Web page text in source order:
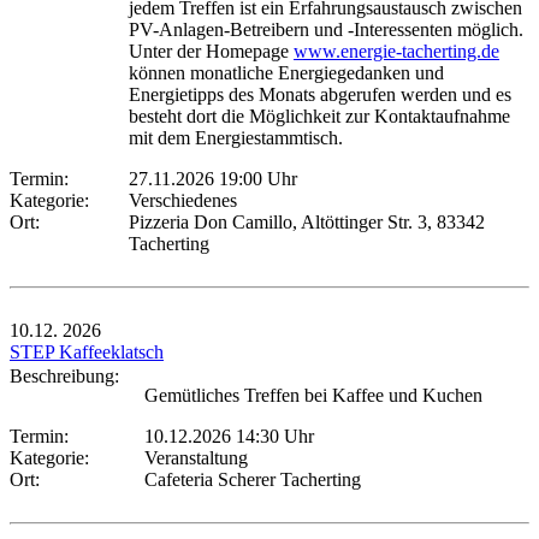
jedem Treffen ist ein Erfahrungsaustausch zwischen
PV-Anlagen-Betreibern und -Interessenten möglich.
Unter der Homepage www.energie-tacherting.de
können monatliche Energiegedanken und
Energietipps des Monats abgerufen werden und es
besteht dort die Möglichkeit zur Kontaktaufnahme
mit dem Energiestammtisch.
Termin:
27.11.2026 19:00 Uhr
Kategorie:
Verschiedenes
Ort:
Pizzeria Don Camillo, Altöttinger Str. 3, 83342
Tacherting
10.12. 2026
STEP Kaffeeklatsch
Beschreibung:
Gemütliches Treffen bei Kaffee und Kuchen
Termin:
10.12.2026 14:30 Uhr
Kategorie:
Veranstaltung
Ort:
Cafeteria Scherer Tacherting